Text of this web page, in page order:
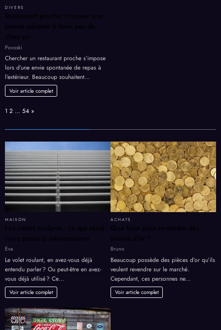
DIVERS
Restaurant proche : trouver une
bonne adresse à deux pas de
chez soi
Povoski
Chercher un restaurant proche s’impose
lors d’une envie spontanée de repas à
l’extérieur. Beaucoup souhaitent…
Voir article complet
Page:
1 2 … 54 Next
»
MAISON
Les volets roulants : ce qui rend
leurs poses si intéressantes
Eva
Le volet roulant, en avez-vous déjà
entendu parler ? Ou peut-être en avez-
vous déjà utilisé ? Ce…
Voir article complet
ACHATS
Que faire pour revendre des
pièces d’or ?
Bruno
Beaucoup possède des pièces d’or qu’ils
veulent revendre sur le marché.
Cependant, ces personnes ne…
Voir article complet